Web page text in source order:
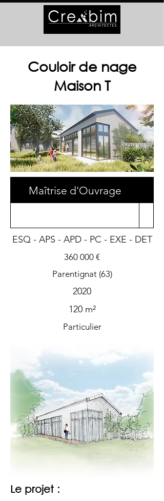
Couloir de nage
Maison T
Maîtrise d'Ouvrage
ESQ - APS - APD - PC - EXE - DET
360 000 €
Parentignat (63)
2020
120 m²
Particulier
Le projet :